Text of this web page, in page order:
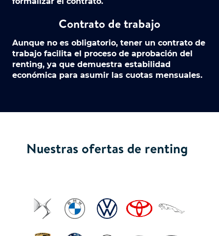
Contrato de trabajo
Aunque no es obligatorio, tener un contrato de
trabajo facilita el proceso de aprobación del
renting, ya que demuestra estabilidad
económica para asumir las cuotas mensuales.
Nuestras ofertas de renting